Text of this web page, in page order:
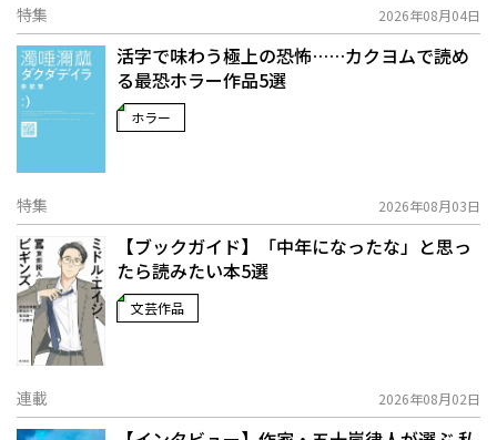
特集 2026年08月04日
活字で味わう極上の恐怖……カクヨムで読め
る最恐ホラー作品5選
ホラー
特集 2026年08月03日
【ブックガイド】「中年になったな」と思っ
たら読みたい本5選
文芸作品
連載 2026年08月02日